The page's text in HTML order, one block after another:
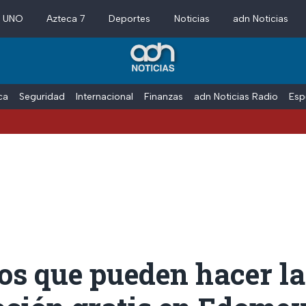
Azteca 7 Deportes Noticias adn Noticias
Seguridad Internacional Finanzas adn Noticias Radio
que pueden hacer la